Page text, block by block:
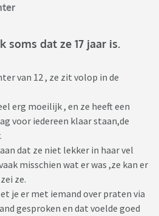
soms dat ze 17 jaar is.
van 12 , ze zit volop in de
erg moeilijk , en ze heeft een
voor iedereen klaar staan,de
dat ze niet lekker in haar vel
misschien wat er was ,ze kan er
ze.
je er met iemand over praten via
gesproken en dat voelde goed